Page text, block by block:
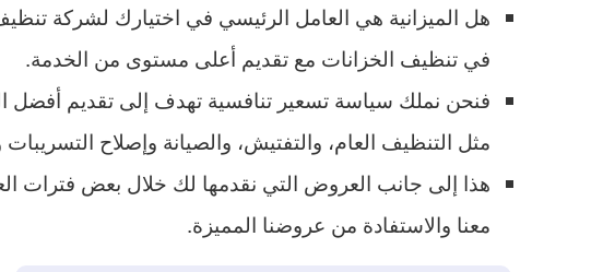
هل الميزانية هي العامل الرئيسي في اختيارك لشركة
في تنظيف الخزانات مع تقديم أعلى مستوى من الخدمة.
فنحن نملك سياسة تسعير تنافسية تهدف إلى تقديم أفضل
مثل التنظيف العام، والتفتيش، والصيانة وإصلاح
هذا إلى جانب العروض التي نقدمها لك خلال بعض فترات
معنا والاستفادة من عروضنا المميزة.